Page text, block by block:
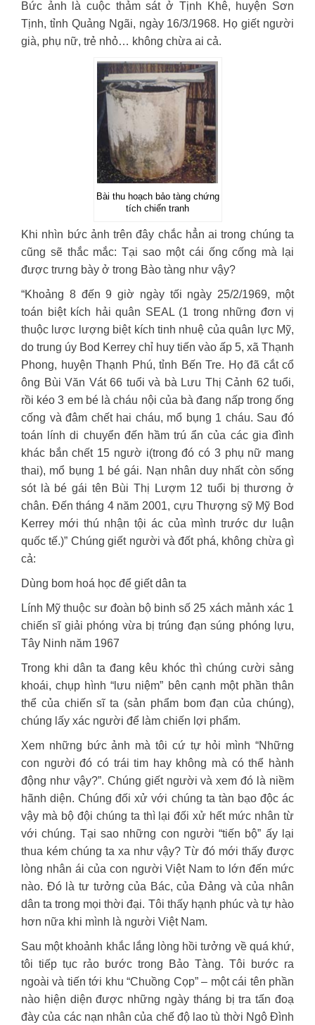
Bức ảnh là cuộc thảm sát ở Tịnh Khê, huyện Sơn
Tịnh, tỉnh Quảng Ngãi, ngày 16/3/1968. Họ giết người
già, phụ nữ, trẻ nhỏ… không chừa ai cả.
Bài thu hoạch bảo tàng chứng
tích chiến tranh
Khi nhìn bức ảnh trên đây chắc hẳn ai trong chúng ta
cũng sẽ thắc mắc: Tại sao một cái ống cống mà lại
được trưng bày ở trong Bào tàng như vậy?
“Khoảng 8 đến 9 giờ ngày tối ngày 25/2/1969, một
toán biệt kích hải quân SEAL (1 trong những đơn vị
thuộc lược lượng biệt kích tinh nhuệ của quân lực Mỹ,
do trung úy Bod Kerrey chỉ huy tiến vào ấp 5, xã Thạnh
Phong, huyện Thạnh Phú, tỉnh Bến Tre. Họ đã cắt cổ
ông Bùi Văn Vát 66 tuổi và bà Lưu Thị Cảnh 62 tuổi,
rồi kéo 3 em bé là cháu nội của bà đang nấp trong ống
cống và đâm chết hai cháu, mổ bụng 1 cháu. Sau đó
toán lính di chuyển đến hầm trú ẩn của các gia đình
khác bắn chết 15 ngườ i(trong đó có 3 phụ nữ mang
thai), mổ bụng 1 bé gái. Nạn nhân duy nhất còn sống
sót là bé gái tên Bùi Thị Lượm 12 tuổi bị thương ở
chân. Đến tháng 4 năm 2001, cựu Thượng sỹ Mỹ Bod
Kerrey mới thú nhận tội ác của mình trước dư luận
quốc tế.)” Chúng giết người và đốt phá, không chừa gì
cả:
Dùng bom hoá học để giết dân ta
Lính Mỹ thuộc sư đoàn bộ binh số 25 xách mảnh xác 1
chiến sĩ giải phóng vừa bị trúng đạn súng phóng lựu,
Tây Ninh năm 1967
Trong khi dân ta đang kêu khóc thì chúng cười sảng
khoái, chụp hình “lưu niệm” bên cạnh một phần thân
thể của chiến sĩ ta (sản phẩm bom đạn của chúng),
chúng lấy xác người để làm chiến lợi phẩm.
Xem những bức ảnh mà tôi cứ tự hỏi mình “Những
con người đó có trái tim hay không mà có thể hành
động như vậy?”. Chúng giết người và xem đó là niềm
hãnh diện. Chúng đối xử với chúng ta tàn bạo độc ác
vậy mà bộ đội chúng ta thì lại đối xử hết mức nhân từ
với chúng. Tại sao những con người “tiến bộ” ấy lại
thua kém chúng ta xa như vậy? Từ đó mới thấy được
lòng nhân ái của con người Việt Nam to lớn đến mức
nào. Đó là tư tưởng của Bác, của Đảng và của nhân
dân ta trong mọi thời đại. Tôi thấy hạnh phúc và tự hào
hơn nữa khi mình là người Việt Nam.
Sau một khoảnh khắc lắng lòng hồi tưởng về quá khứ,
tôi tiếp tục rảo bước trong Bảo Tàng. Tôi bước ra
ngoài và tiến tới khu “Chuồng Cọp” – một cái tên phần
nào hiện diện được những ngày tháng bị tra tấn đoạ
đày của các nạn nhân của chế độ lao tù thời Ngô Đình